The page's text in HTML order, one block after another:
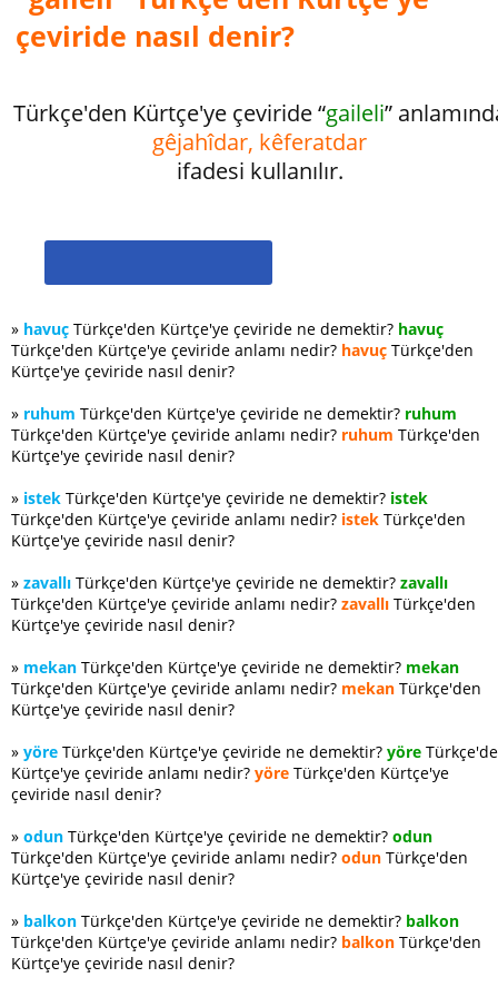
çeviride nasıl denir?
Türkçe'den Kürtçe'ye çeviride “gaileli”
gêjahîdar, kêferatdar
ifadesi kullanılır.
» havuç Türkçe'den Kürtçe'ye çeviride ne demektir? havuç
Türkçe'den Kürtçe'ye çeviride anlamı nedir? havuç Türkçe'den
Kürtçe'ye çeviride nasıl denir?
» ruhum Türkçe'den Kürtçe'ye çeviride ne demektir? ruhum
Türkçe'den Kürtçe'ye çeviride anlamı nedir? ruhum Türkçe'den
Kürtçe'ye çeviride nasıl denir?
» istek Türkçe'den Kürtçe'ye çeviride ne demektir? istek
Türkçe'den Kürtçe'ye çeviride anlamı nedir? istek Türkçe'den
Kürtçe'ye çeviride nasıl denir?
» zavallı Türkçe'den Kürtçe'ye çeviride ne demektir? zavallı
Türkçe'den Kürtçe'ye çeviride anlamı nedir? zavallı Türkçe'den
Kürtçe'ye çeviride nasıl denir?
» mekan Türkçe'den Kürtçe'ye çeviride ne demektir? mekan
Türkçe'den Kürtçe'ye çeviride anlamı nedir? mekan Türkçe'den
Kürtçe'ye çeviride nasıl denir?
» yöre Türkçe'den Kürtçe'ye çeviride ne demektir? yöre
Kürtçe'ye çeviride anlamı nedir? yöre Türkçe'den Kürtçe'ye
çeviride nasıl denir?
» odun Türkçe'den Kürtçe'ye çeviride ne demektir? odun
Türkçe'den Kürtçe'ye çeviride anlamı nedir? odun Türkçe'den
Kürtçe'ye çeviride nasıl denir?
» balkon Türkçe'den Kürtçe'ye çeviride ne demektir? balkon
Türkçe'den Kürtçe'ye çeviride anlamı nedir? balkon Türkçe'den
Kürtçe'ye çeviride nasıl denir?